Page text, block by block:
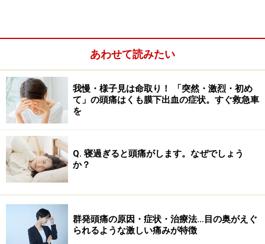
典型的な症状は「目の前にキラキラしたものが見えたあ
と、頭痛がします。中学生のころからです。頭痛の時は
めまいや吐き気がして、ひどい時は本当に吐いてしまっ
たりします」という感じですね。
こめかみが脈打つようズキズキと痛み、大体、月に数回
発作がおこります。発作は4時間～3日くらい続き、日常
生活に支障をきたすほどひどいことが多いのも特徴で
す。女性に多く、遺伝が関係するとも言われており、頭
痛の起こる前に「目の前にちかちかした光が見える」
（専門用語で閃輝暗点といいます）など、2割くらいの
人で前触れが起こるといわれています。
あわせて読みたい
我慢・様子見は命取り！ 「突然・激烈・初め
て」の頭痛はくも膜下出血の症状。すぐ救急車
を
Q. 寝過ぎると頭痛がします。なぜでしょう
か？
群発頭痛の原因・症状・治療法…目の奥がえぐ
られるような激しい痛みが特徴